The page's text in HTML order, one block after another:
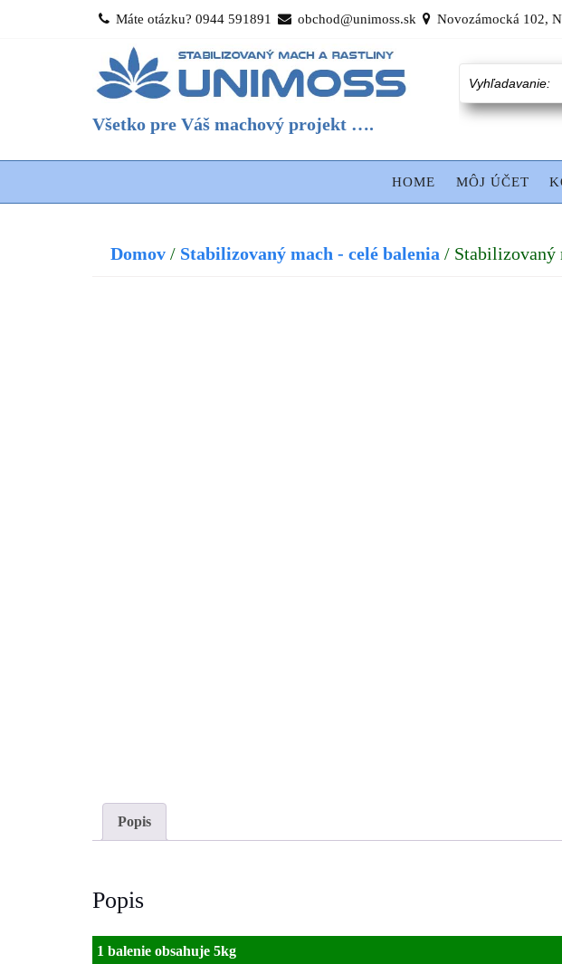
Máte otázku? 0944 591891 obchod@unimoss.sk Novozámocká 102,
Všetko pre Váš machový projekt ….
HOME MÔJ ÚČET
Domov / Stabilizovaný mach - celé balenia / Stabilizovaný
Popis
Popis
1 balenie obsahuje 5kg